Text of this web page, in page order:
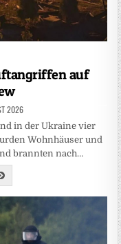
auf
2026
in der Ukraine vier
Wohnhäuser und
brannten nach…